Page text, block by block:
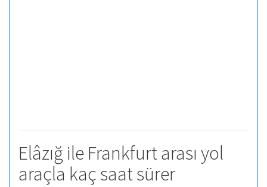
Elâzığ ile Frankfurt arası yol
araçla kaç saat sürer